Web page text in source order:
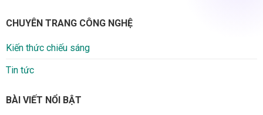
CHUYÊN TRANG CÔNG NGHỆ
Kiến thức chiếu sáng
Tin tức
BÀI VIẾT NỔI BẬT